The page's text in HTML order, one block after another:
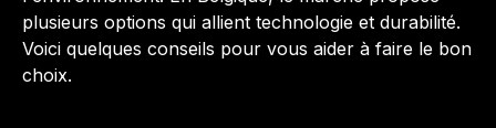
plusieurs options qui allient technologie et durabilité.
Voici quelques conseils pour vous aider à faire le bon
choix.